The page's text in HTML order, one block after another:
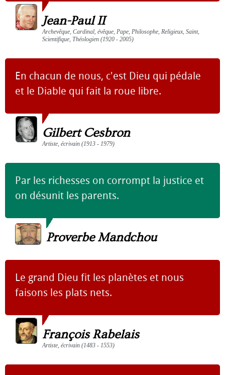
Jean-Paul II
Archevêque, Cardinal, évêque, Pape, Philosophe, Religieux, Saint,
Scientifique, Théologien (1920 - 2005)
En chacun de nous, c'est Dieu qui pédale
et le Diable qui fait la roue libre.
Gilbert Cesbron
Artiste, écrivain (1913 - 1979)
Par les richesses on corrompt la justice et
on désunit les parents.
Proverbe Mandchou
Le grand Dieu fit les planètes et nous
faisons les plats nets.
François Rabelais
Artiste, écrivain (1483 - 1553)